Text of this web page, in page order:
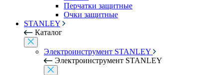
Перчатки защитные
Очки защитные
STANLEY
Каталог
Электроинструмент STANLEY
Электроинструмент STANLEY